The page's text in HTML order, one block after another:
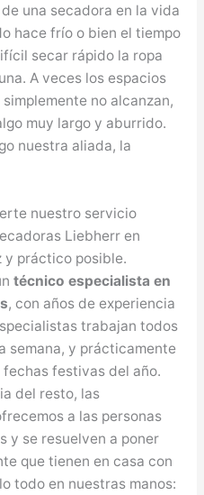
una secadora en la vida
hace frío o bien el tiempo
secar rápido la ropa
A veces los espacios
no alcanzan,
muy largo y aburrido.
nuestra aliada, la
nuestro servicio
Liebherr en
y práctico posible.
técnico especialista en
, con años de experiencia
trabajan todos
semana, y prácticamente
festivas del año.
del resto, las
a las personas
y se resuelven a poner
que tienen en casa con
todo en nuestras manos: